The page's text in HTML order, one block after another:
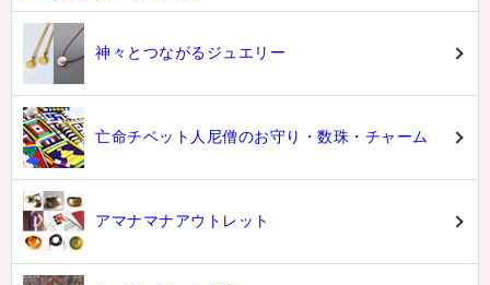
神々とつながるジュエリー
亡命チベット人尼僧のお守り・数珠・チャーム
アマナマナアウトレット